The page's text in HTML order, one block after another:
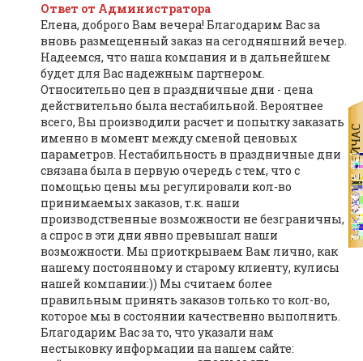
Ответ от Администратора
Елена, доброго Вам вечера! Благодарим Вас за
вновь размещенный заказ на сегодняшний вечер.
Надеемся, что наша компания и в дальнейшем
будет для Вас надежным партнером.
Относительно цен в праздничные дни - цена
действительно была нестабильной. Вероятнее
всего, Вы производили расчет и попытку заказать
именно в момент между сменой ценовых
параметров. Нестабильность в праздничные дни
связана была в первую очередь с тем, что с
помощью цены мы регулировали кол-во
принимаемых заказов, т.к. наши
производственные возможности не безграничны,
а спрос в эти дни явно превышал наши
возможности. Мы приоткрываем Вам лично, как
нашему постоянному и старому клиенту, кулисы
нашей компании:)) Мы считаем более
правильным принять заказов только то кол-во,
которое мы в состоянии качественно выполнить.
Благодарим Вас за то, что указали нам
нестыковку информации на нашем сайте: